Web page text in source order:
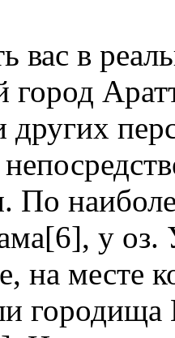
вас в
город
других
По
у
на месте